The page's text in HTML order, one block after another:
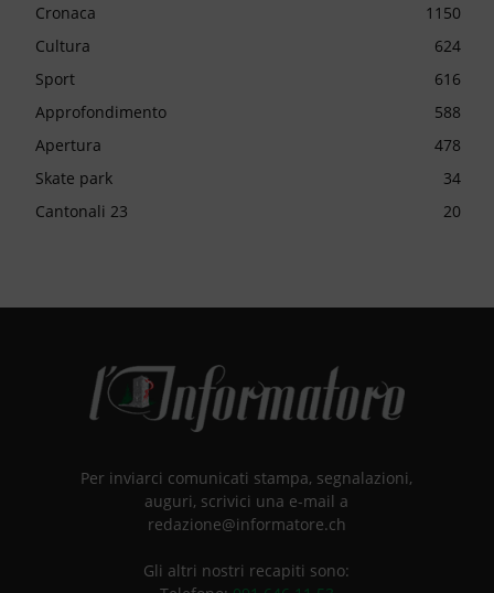
Cronaca
1150
Cultura
624
Sport
616
Approfondimento
588
Apertura
478
Skate park
34
Cantonali 23
20
Per inviarci comunicati stampa, segnalazioni,
auguri, scrivici una e-mail a
redazione@informatore.ch
Gli altri nostri recapiti sono: